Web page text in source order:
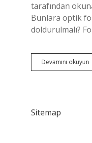
tarafından
Bunlara optik
doldurulmalı?
Devamını okuyun
Sitemap